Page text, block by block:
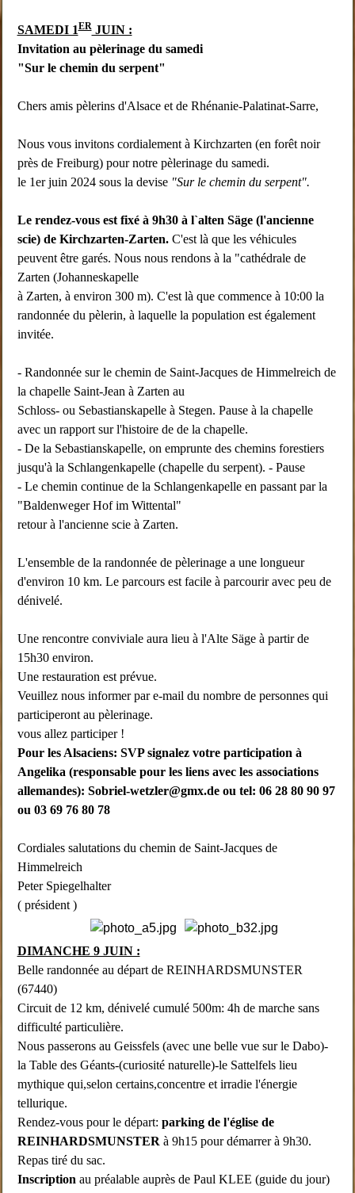
SAMEDI 1ERJUIN :
Invitation au pèlerinage du samedi
"Sur le chemin du serpent"
Chers amis pèlerins d'Alsace et de Rhénanie-Palatinat-Sarre,
Nous vous invitons cordialement à Kirchzarten (en forêt noir
près de Freiburg) pour notre pèlerinage du samedi.
le 1er juin 2024 sous la devise"Sur le chemin du serpent".
Le rendez-vous est fixé à 9h30 à l`alten Säge (l'ancienne
scie)de Kirchzarten-Zarten.C'est là que les véhicules
peuvent être garés. Nous nous rendons à la "cathédrale de
Zarten (Johanneskapelle
à Zarten, à environ 300 m). C'est là que commence à 10:00 la
randonnée du pèlerin, à laquelle la population est également
invitée.
- Randonnée sur le chemin de Saint-Jacques de Himmelreich de
la chapelle Saint-Jean à Zarten au
Schloss- ou Sebastianskapelle à Stegen. Pause à la chapelle
avec un rapport sur l'histoire de de la chapelle.
- De la Sebastianskapelle, on emprunte des chemins forestiers
jusqu'à la Schlangenkapelle (chapelle du serpent). - Pause
- Le chemin continue de la Schlangenkapelle en passant par la
"Baldenweger Hof im Wittental"
retour à l'ancienne scie à Zarten.
L'ensemble de la randonnée de pèlerinage a une longueur
d'environ 10 km. Le parcours est facile à parcourir avec peu de
dénivelé.
Une rencontre conviviale aura lieu à l'Alte Säge à partir de
15h30 environ.
Une restauration est prévue.
Veuillez nous informer par e-mail du nombre de personnes qui
participeront au pèlerinage.
vous allez participer !
Pour les Alsaciens: SVP signalez votre participation à
Angelika (responsable pour les liens avec les associations
allemandes): Sobriel-wetzler@gmx.deou tel: 06 28 80 90 97
ou 03 69 76 80 78
Cordiales salutations du chemin de Saint-Jacques de
Himmelreich
Peter Spiegelhalter
( président )
DIMANCHE 9 JUIN :
Belle randonnée au départ de REINHARDSMUNSTER
(67440)
Circuit de 12 km, dénivelé cumulé 500m: 4h de marche sans
difficulté particulière.
Nous passerons au Geissfels (avec une belle vue sur le Dabo)-
la Table des Géants-(curiosité naturelle)-le Sattelfels lieu
mythique qui,selon certains,concentre et irradie l'énergie
tellurique.
Rendez-vous pour le départ: parking de l'église de
REINHARDSMUNSTER à 9h15 pour démarrer à 9h30.
Repas tiré du sac.
Inscription au préalable auprès de Paul KLEE (guide du jour)